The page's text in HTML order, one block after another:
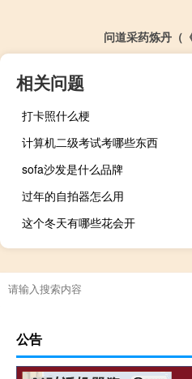
问道采药炼丹（
相关问题
打卡照什么梗
计算机二级考试考哪些东西
sofa沙发是什么品牌
过年的自拍器怎么用
这个冬天有哪些花会开
公告